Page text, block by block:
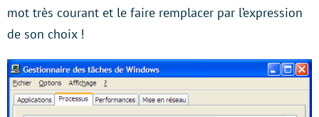
mot très courant et le faire remplacer par l’expression
de son choix !